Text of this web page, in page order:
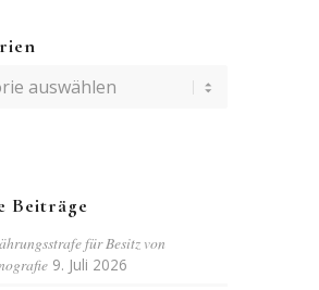
Beiträge
für Besitz von
9. Juli 2026